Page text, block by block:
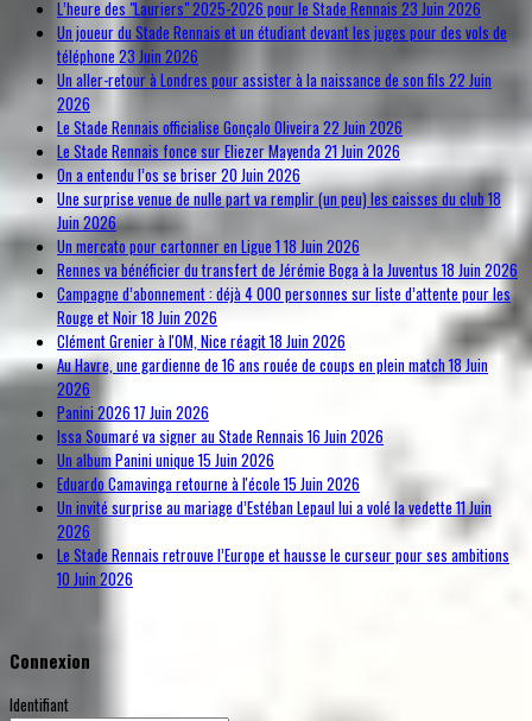
L’heure des "Lauriers" 2025-2026 pour le Stade Rennais 23 Juin 2026
Un joueur du Stade Rennais et un étudiant devant les juges pour des vols de
téléphone 23 Juin 2026
Un aller-retour à Londres pour assister à la naissance de son fils 22 Juin
2026
Le Stade Rennais officialise Gonçalo Oliveira22 Juin 2026
Le Stade Rennais fonce sur Eliezer Mayenda21 Juin 2026
On a entendu l’os se briser20 Juin 2026
Une surprise venue de nulle part va remplir (un peu) les caisses du club18
Juin 2026
Un mercato pour cartonner en Ligue 118 Juin 2026
Rennes va bénéficier du transfert de Jérémie Boga à la Juventus18 Juin 2026
Campagne d’abonnement : déjà 4 000 personnes sur liste d’attente pour les
Rouge et Noir18 Juin 2026
Clément Grenier à l'OM, Nice réagit18 Juin 2026
Au Havre, une gardienne de 16 ans rouée de coups en plein match18 Juin
2026
Panini 2026 17 Juin 2026
Issa Soumaré va signer au Stade Rennais 16 Juin 2026
Un album Panini unique 15 Juin 2026
Eduardo Camavinga retourne à l'école 15 Juin 2026
Un invité surprise au mariage d’Estéban Lepaul lui a volé la vedette11 Juin
2026
Le Stade Rennais retrouve l’Europe et hausse le curseur pour ses ambitions
10 Juin 2026
Connexion
Identifiant